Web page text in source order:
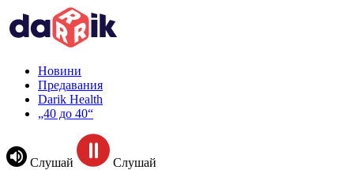
Новини
Предавания
Darik Health
„40 до 40“
Слушай Слушай